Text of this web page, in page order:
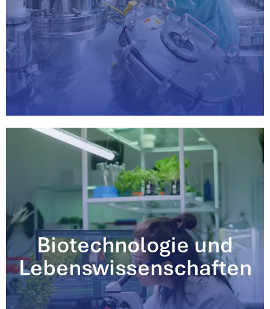
Biotechnologie und
Lebenswissenschaften